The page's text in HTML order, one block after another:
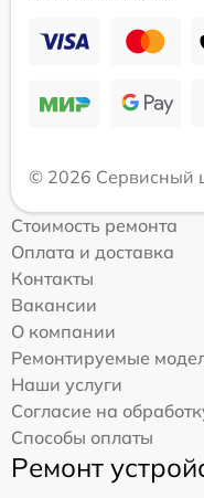
© 2026 Сервисный
Стоимость ремонта
Оплата и доставка
Контакты
Вакансии
О компании
Ремонтируемые
Наши услуги
Согласие на
Способы оплаты
Ремонт